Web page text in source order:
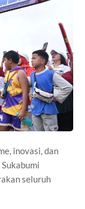
inovasi, dan
seluruh